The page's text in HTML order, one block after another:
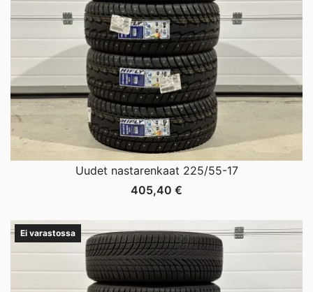
Uudet nastarenkaat 225/55-17
405,40 €
Ei varastossa